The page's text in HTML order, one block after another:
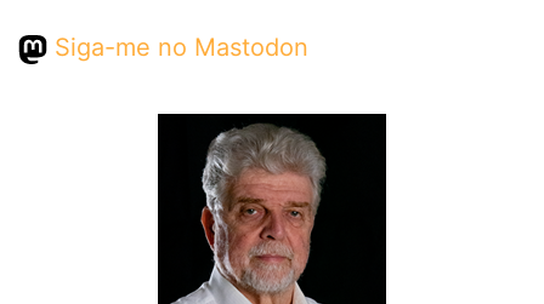
Siga-me no Mastodon